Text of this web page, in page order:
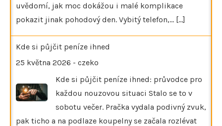
uvědomí, jak moc dokážou i malé komplikace
pokazit jinak pohodový den. Vybitý telefon,… [...]
Kde si půjčit peníze ihned
25 května 2026 - czeko
Kde si půjčit peníze ihned: průvodce pro
každou nouzovou situaci Stalo se to v
sobotu večer. Pračka vydala podivný zvuk,
pak ticho a na podlaze koupelny se začala rozlévat